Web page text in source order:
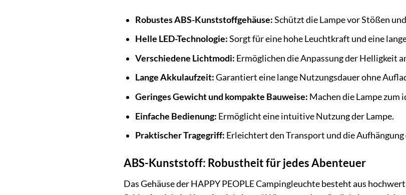
Robustes ABS-Kunststoffgehäuse:Schützt die Lampe vor Stößen
Helle LED-Technologie:Sorgt für eine hohe Leuchtkraft und eine
Verschiedene Lichtmodi: Ermöglichen die Anpassung der Helligkeit
Lange Akkulaufzeit:Garantiert eine lange Nutzungsdauer ohne
Geringes Gewicht und kompakte Bauweise: Machen die Lampe zum
Einfache Bedienung: Ermöglicht eine intuitive Nutzung der Lampe.
Praktischer Tragegriff: Erleichtert den Transport und die Aufhängung
ABS-Kunststoff: Robustheit für jedes Abenteuer
Das Gehäuse der HAPPY PEOPLE Campingleuchte besteht aus